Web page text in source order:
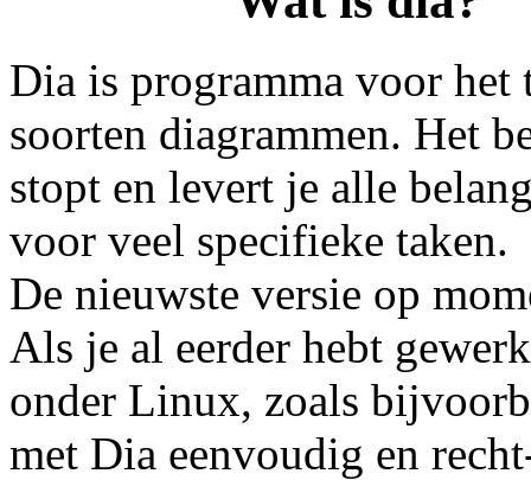
Dia is programma voor het
soorten diagrammen. Het
stopt en levert je alle
voor veel specifieke taken.
De nieuwste versie op
Als je al eerder hebt
onder Linux, zoals
met Dia eenvoudig en